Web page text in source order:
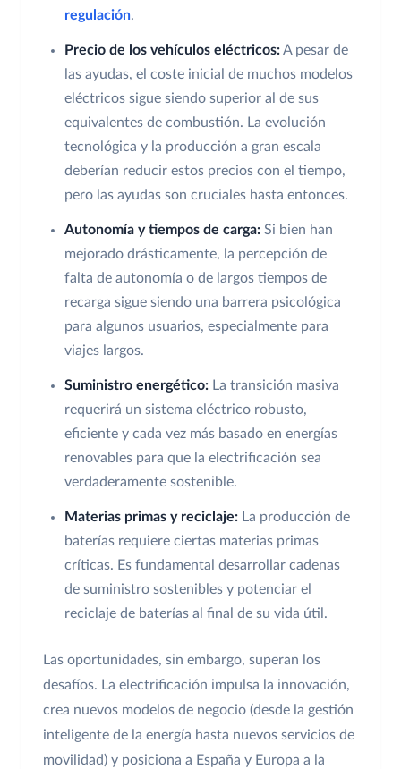
regulación.
Precio de los vehículos eléctricos:A pesar de
las ayudas, el coste inicial de muchos modelos
eléctricos sigue siendo superior al de sus
equivalentes de combustión. La evolución
tecnológica y la producción a gran escala
deberían reducir estos precios con el tiempo,
pero las ayudas son cruciales hasta entonces.
Autonomía y tiempos de carga: Si bien han
mejorado drásticamente, la percepción de
falta de autonomía o de largos tiempos de
recarga sigue siendo una barrera psicológica
para algunos usuarios, especialmente para
viajes largos.
Suministro energético: La transición masiva
requerirá un sistema eléctrico robusto,
eficiente y cada vez más basado en energías
renovables para que la electrificación sea
verdaderamente sostenible.
Materias primas y reciclaje: La producción de
baterías requiere ciertas materias primas
críticas. Es fundamental desarrollar cadenas
de suministro sostenibles y potenciar el
reciclaje de baterías al final de su vida útil.
Las oportunidades, sin embargo, superan los
desafíos. La electrificación impulsa la innovación,
crea nuevos modelos de negocio (desde la gestión
inteligente de la energía hasta nuevos servicios de
movilidad) y posiciona a España y Europa a la